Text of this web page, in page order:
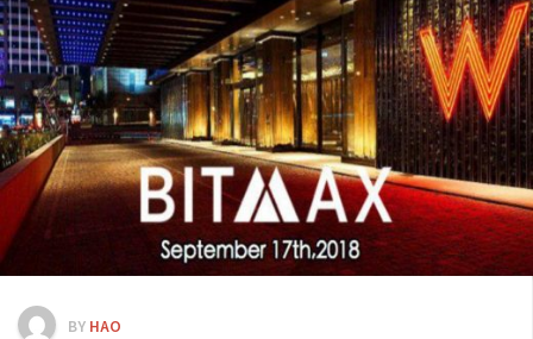
Solve.Care
幣種介紹
ICO評析
新手入門教學
交易所
客座專欄
BY HAO